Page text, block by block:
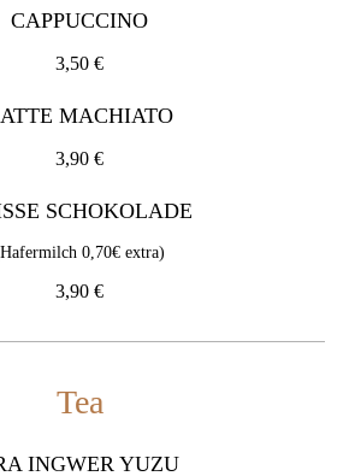
3,90 €
0,70€ extra)
3,90 €
Tea
4,90 €
CAPPUCCINO
3,50 €
MACHIATO
3,90 €
SCHOKOLADE
0,70€ extra)
3,90 €
Tea
INGWER YUZU